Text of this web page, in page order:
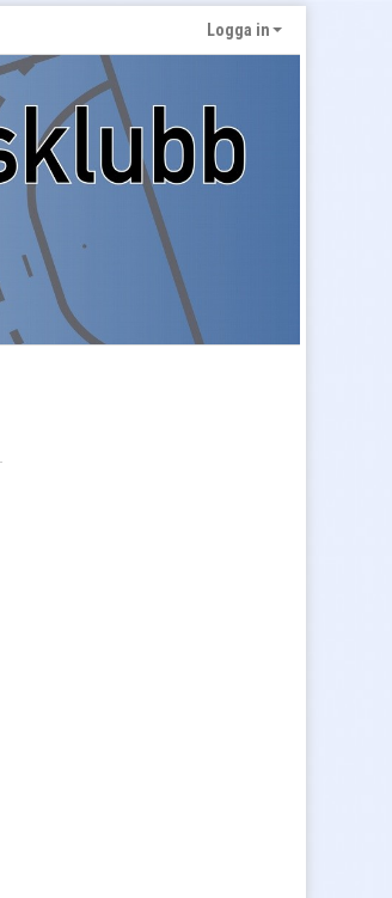
Logga in